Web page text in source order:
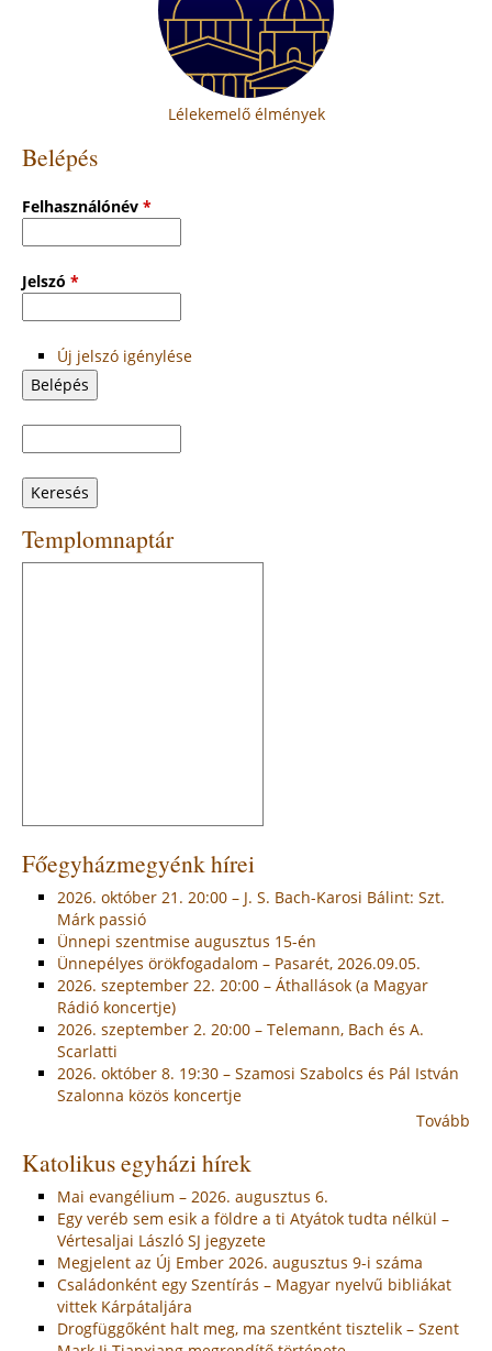
Lélekemelő élmények
Belépés
Felhasználónév *
Jelszó *
Új jelszó igénylése
Keresés
űrlap
Templomnaptár
Főegyházmegyénk hírei
2026. október 21. 20:00 – J. S. Bach-Karosi Bálint: Szt.
Márk passió
Ünnepi szentmise augusztus 15-én
Ünnepélyes örökfogadalom – Pasarét, 2026.09.05.
2026. szeptember 22. 20:00 – Áthallások (a Magyar
Rádió koncertje)
2026. szeptember 2. 20:00 – Telemann, Bach és A.
Scarlatti
2026. október 8. 19:30 – Szamosi Szabolcs és Pál István
Szalonna közös koncertje
Tovább
Katolikus egyházi hírek
Mai evangélium – 2026. augusztus 6.
Egy veréb sem esik a földre a ti Atyátok tudta nélkül –
Vértesaljai László SJ jegyzete
Megjelent az Új Ember 2026. augusztus 9-i száma
Családonként egy Szentírás – Magyar nyelvű bibliákat
vittek Kárpátaljára
Drogfüggőként halt meg, ma szentként tisztelik – Szent